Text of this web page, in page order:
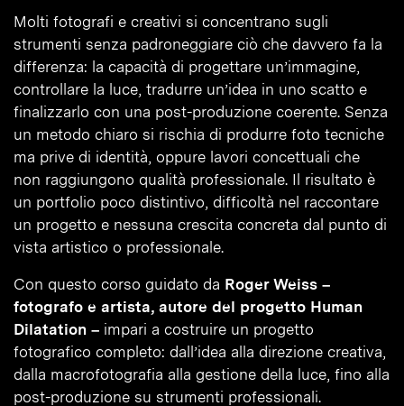
Molti fotografi e creativi si concentrano sugli
strumenti senza padroneggiare ciò che davvero fa la
differenza: la capacità di progettare un’immagine,
controllare la luce, tradurre un’idea in uno scatto e
finalizzarlo con una post-produzione coerente. Senza
un metodo chiaro si rischia di produrre foto tecniche
ma prive di identità, oppure lavori concettuali che
non raggiungono qualità professionale. Il risultato è
un portfolio poco distintivo, difficoltà nel raccontare
un progetto e nessuna crescita concreta dal punto di
vista artistico o professionale.
Con questo corso guidato da Roger Weiss –
fotografo e artista, autore del progetto Human
Dilatation – impari a costruire un progetto
fotografico completo: dall’idea alla direzione creativa,
dalla macrofotografia alla gestione della luce, fino alla
post-produzione su strumenti professionali.